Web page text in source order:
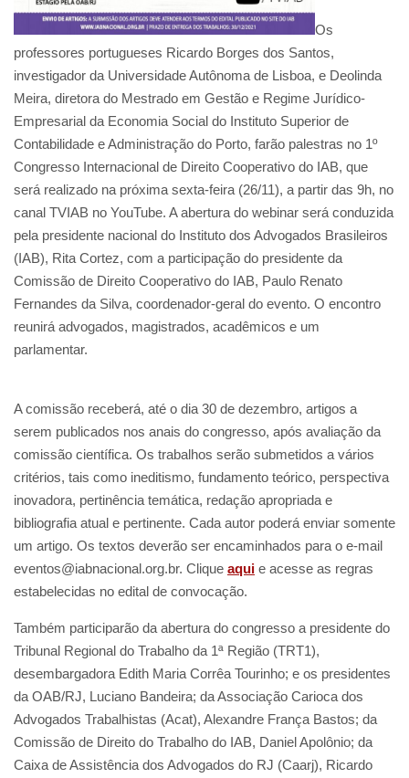
Os
professores portugueses Ricardo Borges dos Santos,
investigador da Universidade Autônoma de Lisboa, e Deolinda
Meira, diretora do Mestrado em Gestão e Regime Jurídico-
Empresarial da Economia Social do Instituto Superior de
Contabilidade e Administração do Porto, farão palestras no 1º
Congresso Internacional de Direito Cooperativo do IAB, que
será realizado na próxima sexta-feira (26/11), a partir das 9h, no
canal TVIAB no YouTube. A abertura do webinar será conduzida
pela presidente nacional do Instituto dos Advogados Brasileiros
(IAB), Rita Cortez, com a participação do presidente da
Comissão de Direito Cooperativo do IAB, Paulo Renato
Fernandes da Silva, coordenador-geral do evento. O encontro
reunirá advogados, magistrados, acadêmicos e um
parlamentar.
A comissão receberá, até o dia 30 de dezembro, artigos a
serem publicados nos anais do congresso, após avaliação da
comissão científica. Os trabalhos serão submetidos a vários
critérios, tais como ineditismo, fundamento teórico, perspectiva
inovadora, pertinência temática, redação apropriada e
bibliografia atual e pertinente. Cada autor poderá enviar somente
um artigo. Os textos deverão ser encaminhados para o e-mail
eventos@iabnacional.org.br. Clique aqui e acesse as regras
estabelecidas no edital de convocação.
Também participarão da abertura do congresso a presidente do
Tribunal Regional do Trabalho da 1ª Região (TRT1),
desembargadora Edith Maria Corrêa Tourinho; e os presidentes
da OAB/RJ, Luciano Bandeira; da Associação Carioca dos
Advogados Trabalhistas (Acat), Alexandre França Bastos; da
Comissão de Direito do Trabalho do IAB, Daniel Apolônio; da
Caixa de Assistência dos Advogados do RJ (Caarj), Ricardo